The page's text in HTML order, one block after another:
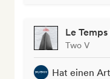
Le Temps
Two V
Hat einen